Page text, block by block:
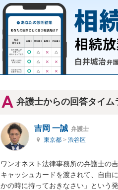
弁護士からの回答タイム
吉岡 一誠 弁護士
東京都 > 渋谷区
ワンオネスト法律事務所の弁護士の
キャッシュカードを渡されて、自由
かの時に持っておきなさい」という